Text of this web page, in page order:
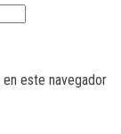
este navegador